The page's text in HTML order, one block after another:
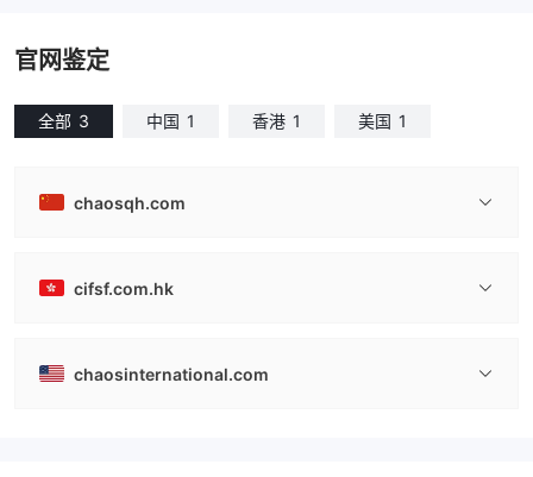
官网鉴定
全部 3 中国 1 香港 1 美国 1
chaosqh.com
cifsf.com.hk
chaosinternational.com